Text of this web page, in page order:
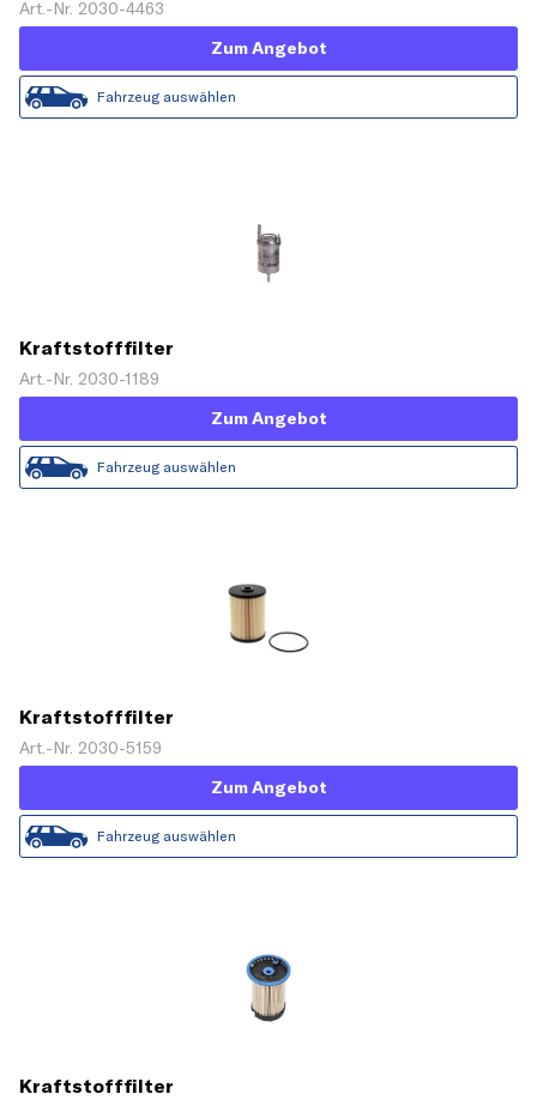
Art.-Nr. 2030-4463
Zum Angebot
Fahrzeug auswählen
Kraftstofffilter
Art.-Nr. 2030-1189
Zum Angebot
Fahrzeug auswählen
Kraftstofffilter
Art.-Nr. 2030-5159
Zum Angebot
Fahrzeug auswählen
Kraftstofffilter